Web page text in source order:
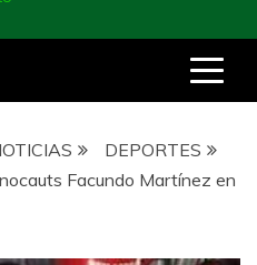
DEPORTES
Facundo Martínez en